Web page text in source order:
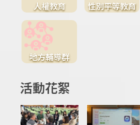
人權教育 性別平等教育
地方輔導群
活動花絮